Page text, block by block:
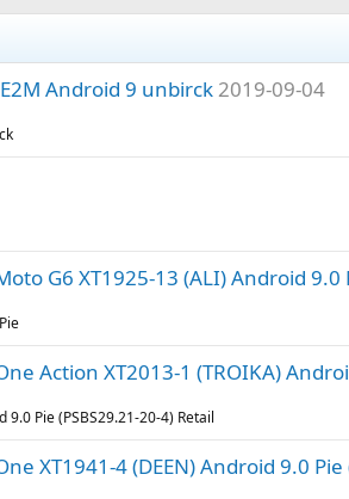
Android 9 unbirck 2019-09-04
G6 XT1925-13 (ALI) Android 9.0
Action XT2013-1 (TROIKA)
Pie (PSBS29.21-20-4) Retail
XT1941-4 (DEEN) Android 9.0 Pie